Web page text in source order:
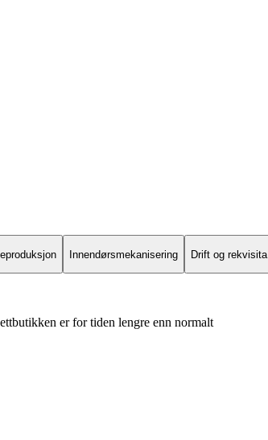
Innendørsmekanisering Drift og rekvisita
er for tiden lengre enn normalt